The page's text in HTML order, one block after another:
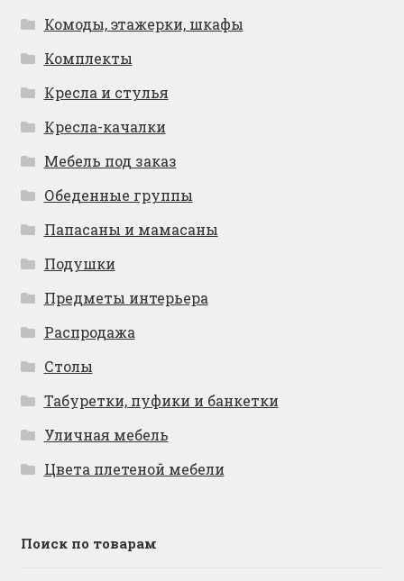
Комоды, этажерки, шкафы
Комплекты
Кресла и стулья
Кресла-качалки
Мебель под заказ
Обеденные группы
Папасаны и мамасаны
Подушки
Предметы интерьера
Распродажа
Столы
Табуретки, пуфики и банкетки
Уличная мебель
Цвета плетеной мебели
Поиск по товарам